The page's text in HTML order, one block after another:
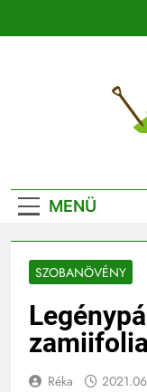
MENÜ
SZOBANÖVÉNY
Réka